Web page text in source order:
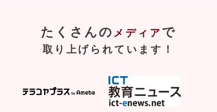
たくさんの メディア で
取り上げられています！